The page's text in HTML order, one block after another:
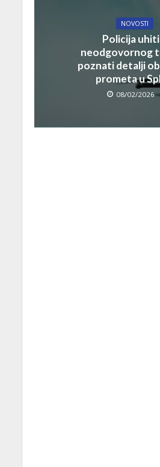
NOVOSTI
Policija
neodgovornog
poznati detalji
prometa u
08/02/2026